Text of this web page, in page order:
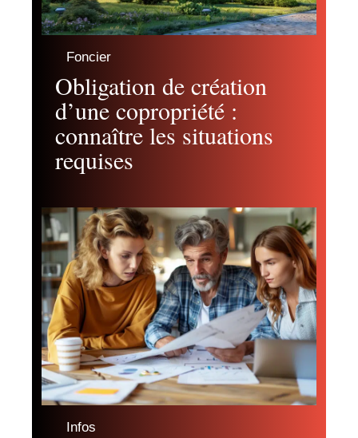
Foncier
Obligation de création
d’une copropriété :
connaître les situations
requises
Infos